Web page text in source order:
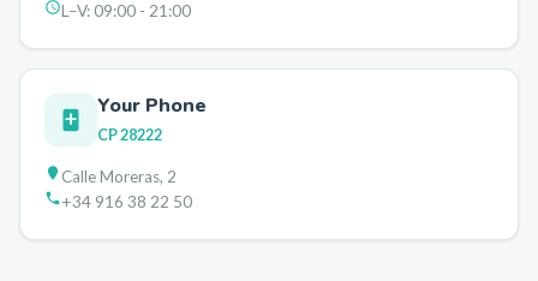
L–V:09:00 - 21:00
Your Phone
CP28222
Calle Moreras, 2
+34 916 38 22 50